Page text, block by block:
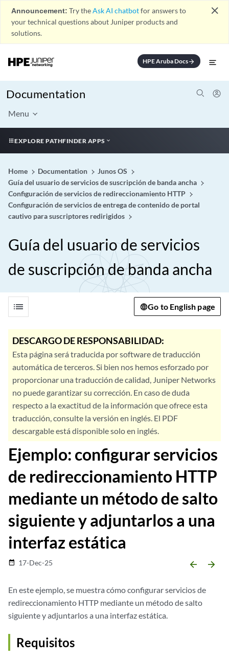
Announcement: Try theAsk AI chatbotfor answers to
your technical questions about Juniper products and
solutions.
close
HPE Aruba Docsarrow_forward
Documentation
Menu
EXPLORE PATHFINDER APPS
Home Documentation
Junos OS
Guía del usuario de servicios de suscripción de banda ancha
Configuración de servicios de redireccionamiento HTTP
Configuración de servicios de entrega de contenido de portal
cautivo para suscriptores redirigidos
Guía del usuario de servicios
de suscripción de banda ancha
list Go to English page
DESCARGO DE RESPONSABILIDAD:
Esta página será traducida por software de traducción
automática de terceros. Si bien nos hemos esforzado por
proporcionar una traducción de calidad, Juniper Networks
no puede garantizar su corrección. En caso de duda
respecto a la exactitud de la información que ofrece esta
traducción, consulte la versión en inglés. El PDF
descargable está disponible solo en inglés.
Ejemplo: configurar servicios
de redireccionamiento HTTP
mediante un método de salto
siguiente y adjuntarlos a una
interfaz estática
date_range 17-Dec-25 arrow_backward arrow_forward
En este ejemplo, se muestra cómo configurar servicios de
redireccionamiento HTTP mediante un método de salto
siguiente y adjuntarlos a una interfaz estática.
Requisitos